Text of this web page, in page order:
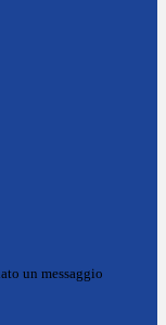
un messaggio